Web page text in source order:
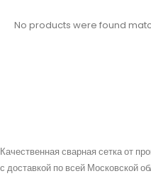
No products were found
Качественная сварная сетка от
с доставкой по всей Московской